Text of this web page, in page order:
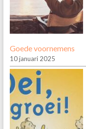
Goede voornemens
10 januari 2025